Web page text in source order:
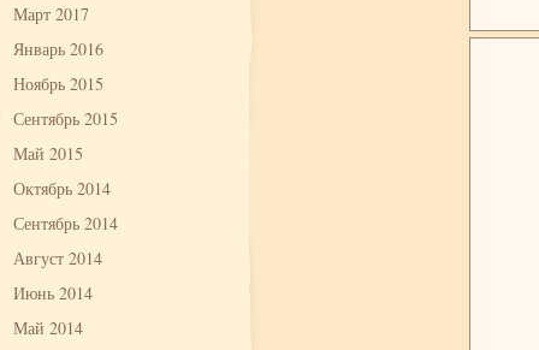
Март 2017
Январь 2016
Ноябрь 2015
Сентябрь 2015
Май 2015
Октябрь 2014
Сентябрь 2014
Август 2014
Июнь 2014
Май 2014